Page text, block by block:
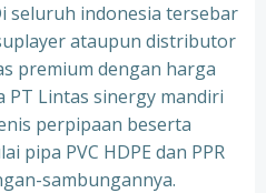
seluruh indonesia tersebar
ataupun distributor
premium dengan harga
PT Lintas sinergy mandiri
perpipaan beserta
pipa PVC HDPE dan PPR
sambungannya.